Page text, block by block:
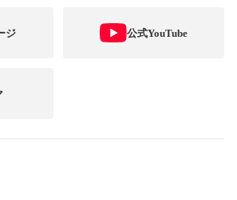
ジ 公式YouTube
いと考えざるを得ません。
、生活背景なども見極めて個別に判断
。そのため「この症状に対してはこの